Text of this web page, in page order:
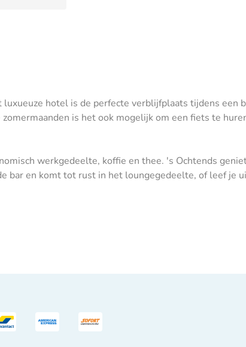
hotel is de perfecte verblijfplaats tijdens een
is het ook mogelijk om een fiets te
werkgedeelte, koffie en thee. 's Ochtends
bar en komt tot rust in het loungegedeelte, of leef je